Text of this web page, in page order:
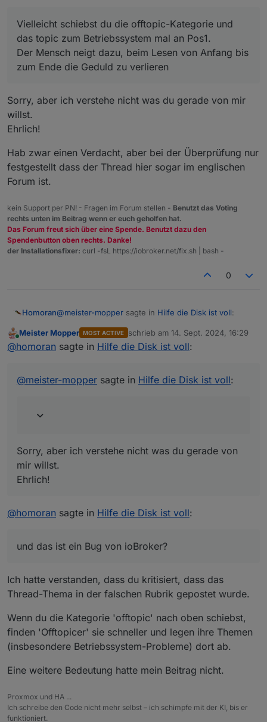
Jetzt ist die Platte voll und ich hab
keine Ahnung was die 14 Gig
vollgemacht hat.
und das topic zum Betriebssystem mal an
Pos1.
Der Mensch neigt dazu, beim Lesen von
Anfang bis zum Ende die Geduld zu verlieren
:man-shrugging: .
Vielleicht schiebst du die offtopic-Kategorie und
das topic zum Betriebssystem mal an Pos1.
Der Mensch neigt dazu, beim Lesen von Anfang bis
zum Ende die Geduld zu verlieren
Sorry, aber ich verstehe nicht was du gerade von mir
willst.
Ehrlich!
Hab zwar einen Verdacht, aber bei der Überprüfung nur
festgestellt dass der Thread hier sogar im englischen
Forum ist.
kein Support per PN! - Fragen im Forum stellen - Benutzt das Voting
rechts unten im Beitrag wenn er euch geholfen hat.
Das Forum freut sich über eine Spende. Benutzt dazu den
Spendenbutton oben rechts. Danke!
der Installationsfixer: curl -fsL https://iobroker.net/fix.sh | bash -
0
Homoran@meister-mopper sagte in Hilfe die Disk ist voll:
Vielleicht schiebst du die offtopic-Kategorie und
Anfang bis zum Ende die Geduld zu verlieren
willst.
Ehrlich!
Hab zwar einen Verdacht, aber bei der Überprüfung
Online
Meister Mopper MOST ACTIVE schrieb am 14. Sept. 2024, 16:29
zuletzt editiert von
@homoran sagte in Hilfe die Disk ist voll:
@meister-mopper sagte in Hilfe die Disk ist voll:
Sorry, aber ich verstehe nicht was du gerade von
mir willst.
Ehrlich!
@homoran sagte in Hilfe die Disk ist voll:
und das ist ein Bug von ioBroker?
Ich hatte verstanden, dass du kritisiert, dass das
Thread-Thema in der falschen Rubrik gepostet wurde.
Wenn du die Kategorie 'offtopic' nach oben schiebst,
finden 'Offtopicer' sie schneller und legen ihre Themen
(insbesondere Betriebssystem-Probleme) dort ab.
Eine weitere Bedeutung hatte mein Beitrag nicht.
Proxmox und HA ...
Ich schreibe den Code nicht mehr selbst – ich schimpfe mit der KI, bis er
funktioniert.